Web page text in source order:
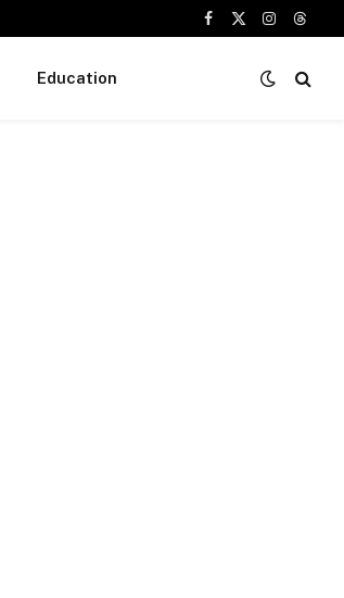
Facebook
X
Instagram
Education